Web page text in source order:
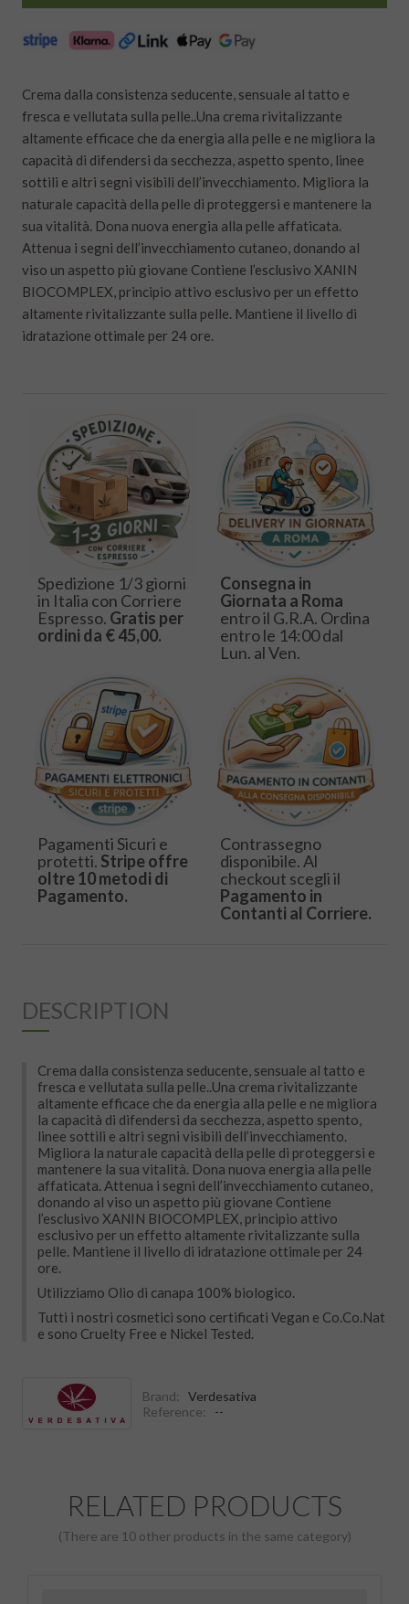
Crema dalla consistenza seducente, sensuale al tatto e
fresca e vellutata sulla pelle..Una crema rivitalizzante
altamente efficace che da energia alla pelle e ne migliora la
capacità di difendersi da secchezza, aspetto spento, linee
sottili e altri segni visibili dell’invecchiamento. Migliora la
naturale capacità della pelle di proteggersi e mantenere la
sua vitalità. Dona nuova energia alla pelle affaticata.
Attenua i segni dell’invecchiamento cutaneo, donando al
viso un aspetto più giovane Contiene l’esclusivo XANIN
BIOCOMPLEX, principio attivo esclusivo per un effetto
altamente rivitalizzante sulla pelle. Mantiene il livello di
idratazione ottimale per 24 ore.
Spedizione 1/3 giorni
in Italia con Corriere
Espresso. Gratis per
ordini da € 45,00.
Consegna in
Giornata a Roma
entro il G.R.A. Ordina
entro le 14:00 dal
Lun. al Ven.
Pagamenti Sicuri e
protetti. Stripe offre
oltre 10 metodi di
Pagamento.
Contrassegno
disponibile. Al
checkout scegli il
Pagamento in
Contanti al Corriere.
DESCRIPTION
Crema dalla consistenza seducente, sensuale al tatto e
fresca e vellutata sulla pelle..Una crema rivitalizzante
altamente efficace che da energia alla pelle e ne migliora
la capacità di difendersi da secchezza, aspetto spento,
linee sottili e altri segni visibili dell’invecchiamento.
Migliora la naturale capacità della pelle di proteggersi e
mantenere la sua vitalità. Dona nuova energia alla pelle
affaticata. Attenua i segni dell’invecchiamento cutaneo,
donando al viso un aspetto più giovane Contiene
l’esclusivo XANIN BIOCOMPLEX, principio attivo
esclusivo per un effetto altamente rivitalizzante sulla
pelle. Mantiene il livello di idratazione ottimale per 24
ore.
Utilizziamo Olio di canapa 100% biologico.
Tutti i nostri cosmetici sono certificati Vegan e Co.Co.Nat
e sono Cruelty Free e Nickel Tested.
Brand:
Verdesativa
Reference:
--
RELATED PRODUCTS
(There are 10 other products in the same category)